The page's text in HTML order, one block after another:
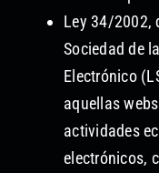
Ley 34/2002,
Sociedad de
Electrónico
aquellas
actividades
electrónicos,